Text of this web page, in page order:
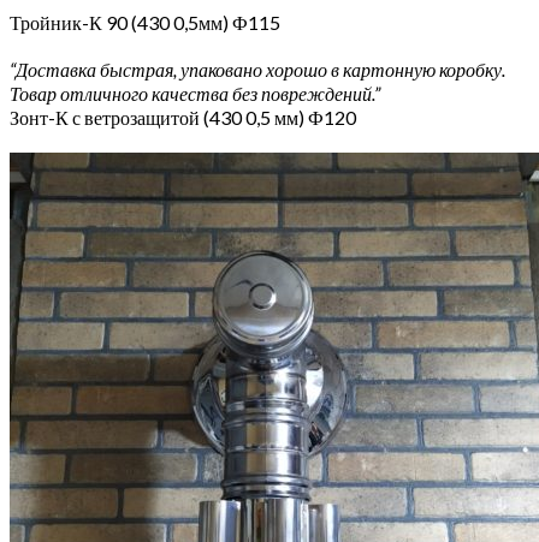
Тройник-К 90 (430 0,5мм) Ф115
“Доставка быстрая, упаковано хорошо в картонную коробку.
Товар отличного качества без повреждений.”
Зонт-К с ветрозащитой (430 0,5 мм) Ф120